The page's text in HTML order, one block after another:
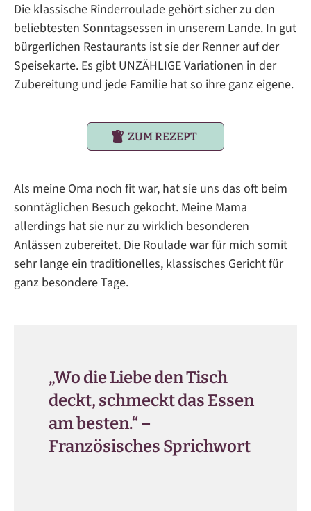
Die klassische Rinderroulade gehört sicher zu den
beliebtesten Sonntagsessen in unserem Lande. In gut
bürgerlichen Restaurants ist sie der Renner auf der
Speisekarte. Es gibt UNZÄHLIGE Variationen in der
Zubereitung und jede Familie hat so ihre ganz eigene.
ZUM REZEPT
Als meine Oma noch fit war, hat sie uns das oft beim
sonntäglichen Besuch gekocht. Meine Mama
allerdings hat sie nur zu wirklich besonderen
Anlässen zubereitet. Die Roulade war für mich somit
sehr lange ein traditionelles, klassisches Gericht für
ganz besondere Tage.
„Wo die Liebe den Tisch
deckt, schmeckt das Essen
am besten.“ –
Französisches Sprichwort